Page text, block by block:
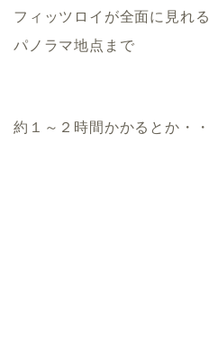
フィッツロイが全面に見れる
パノラマ地点まで
約１～２時間かかるとか・・